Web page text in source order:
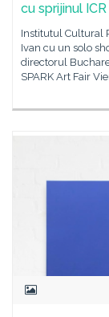
cu sprijinul ICR
Institutul Cultural
Ivan cu un solo
directorul
SPARK Art Fair